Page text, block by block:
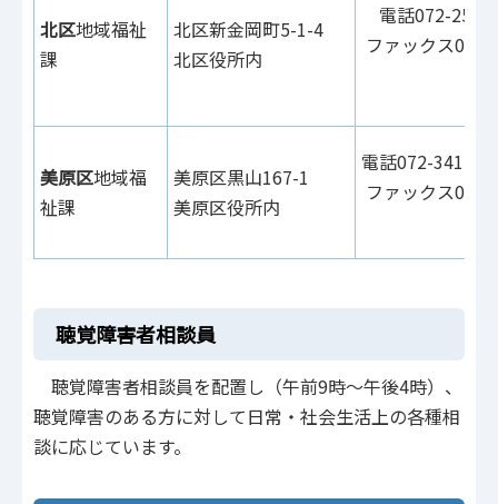
北区地域福祉
課
北区新金岡町5-1-4
北区役所内
電話072-258-
ファックス072-
美原区地域福
祉課
美原区黒山167-1
美原区役所内
電話072-341-
ファックス072-
聴覚障害者相談員
聴覚障害者相談員を配置し（午前9時～午後4時）、
聴覚障害のある方に対して日常・社会生活上の各種相
談に応じています。